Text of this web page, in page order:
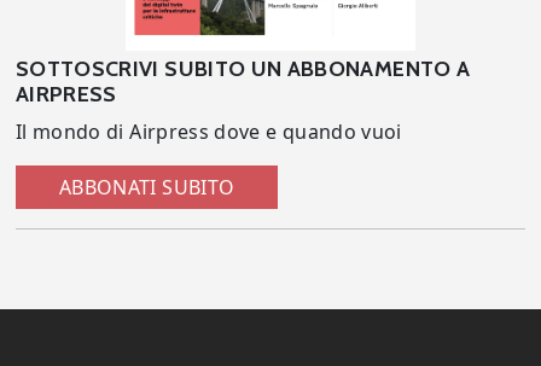
SOTTOSCRIVI SUBITO UN ABBONAMENTO A
AIRPRESS
Il mondo di Airpress dove e quando vuoi
ABBONATI SUBITO